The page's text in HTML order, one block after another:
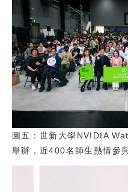
圖五：世新大學NVIDIA
舉辦，近400名師生熱情參